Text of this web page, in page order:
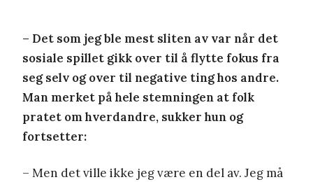
– Det som jeg ble mest sliten av var når det
sosiale spillet gikk over til å flytte fokus fra
seg selv og over til negative ting hos andre.
Man merket på hele stemningen at folk
pratet om hverdandre, sukker hun og
fortsetter:
– Men det ville ikke jeg være en del av. Jeg må